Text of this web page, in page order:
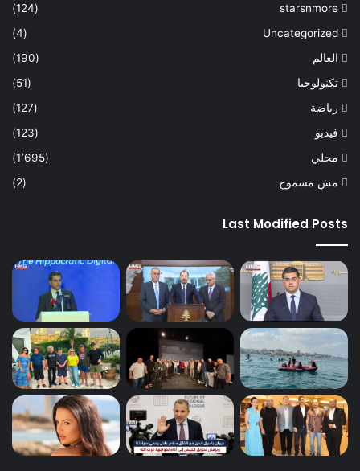
starsnmore
(124)
Uncategorized
(4)
العالم
(190)
تكنولوجيا
(51)
رياضة
(127)
فيديو
(123)
محلي
(1٬695)
مش مسموح
(2)
Last Modified Posts